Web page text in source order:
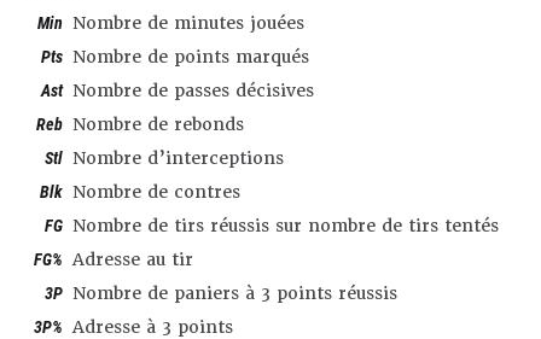
Min Nombre de minutes jouées
Pts Nombre de points marqués
Ast Nombre de passes décisives
Reb Nombre de rebonds
Stl Nombre d’interceptions
Blk Nombre de contres
FG Nombre de tirs réussis sur nombre de tirs tentés
FG% Adresse au tir
3P Nombre de paniers à 3 points réussis
3P% Adresse à 3 points